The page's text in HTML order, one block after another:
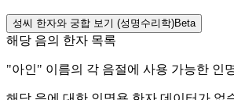
성씨 한자와 궁합 보기 (성명수리학)Beta
해당 음의 한자 목록
"아인" 이름의 각 음절에 사용 가능한 인